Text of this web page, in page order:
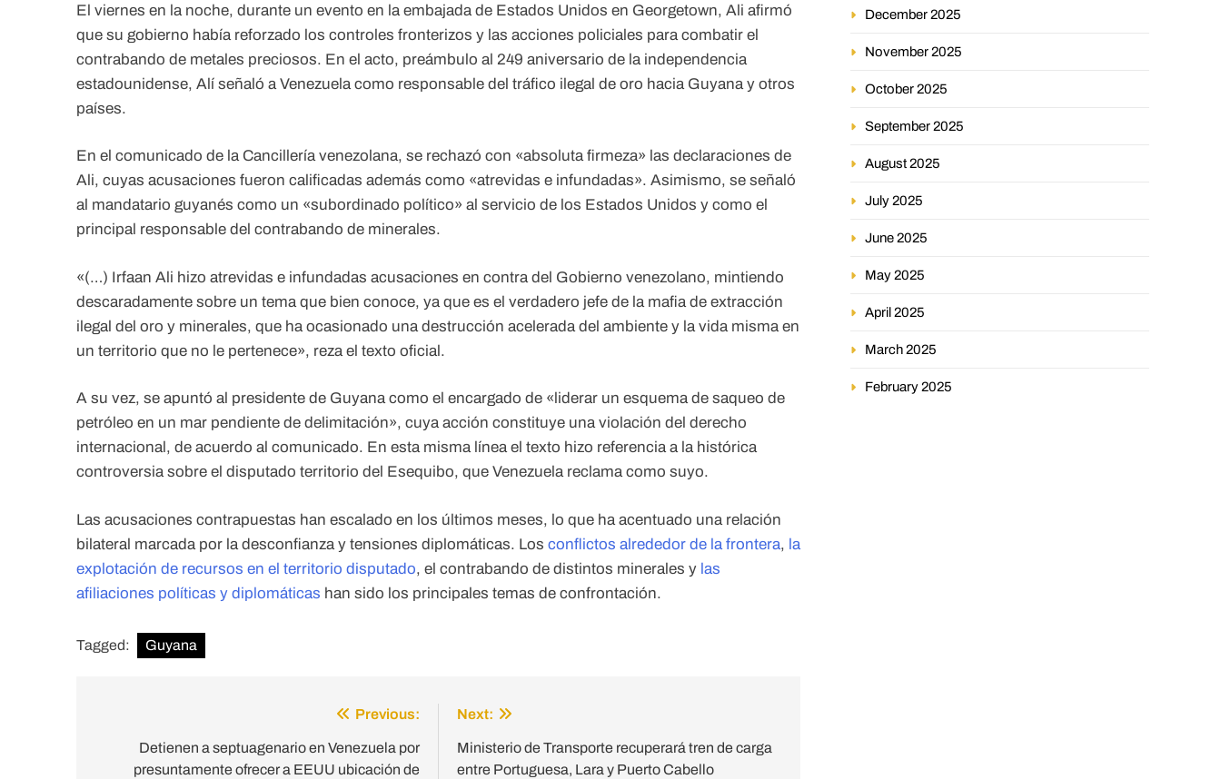
El viernes en la noche, durante un evento en la embajada de Estados Unidos en Georgetown, Ali afirmó
que su gobierno había reforzado los controles fronterizos y las acciones policiales para combatir el
contrabando de metales preciosos. En el acto, preámbulo al 249 aniversario de la independencia
estadounidense, Alí señaló a Venezuela como responsable del tráfico ilegal de oro hacia Guyana y otros
países.
En el comunicado de la Cancillería venezolana, se rechazó con «absoluta firmeza» las declaraciones de
Ali, cuyas acusaciones fueron calificadas además como «atrevidas e infundadas». Asimismo, se señaló
al mandatario guyanés como un «subordinado político» al servicio de los Estados Unidos y como el
principal responsable del contrabando de minerales.
«(…) Irfaan Ali hizo atrevidas e infundadas acusaciones en contra del Gobierno venezolano, mintiendo
descaradamente sobre un tema que bien conoce, ya que es el verdadero jefe de la mafia de extracción
ilegal del oro y minerales, que ha ocasionado una destrucción acelerada del ambiente y la vida misma en
un territorio que no le pertenece», reza el texto oficial.
A su vez, se apuntó al presidente de Guyana como el encargado de «liderar un esquema de saqueo de
petróleo en un mar pendiente de delimitación», cuya acción constituye una violación del derecho
internacional, de acuerdo al comunicado. En esta misma línea el texto hizo referencia a la histórica
controversia sobre el disputado territorio del Esequibo, que Venezuela reclama como suyo.
Las acusaciones contrapuestas han escalado en los últimos meses, lo que ha acentuado una relación
bilateral marcada por la desconfianza y tensiones diplomáticas. Los conflictos alrededor de la frontera, la
explotación de recursos en el territorio disputado, el contrabando de distintos minerales y las
afiliaciones políticas y diplomáticas han sido los principales temas de confrontación.
Tagged: Guyana
navigation
Previous:
Detienen a septuagenario en Venezuela por
presuntamente ofrecer a EEUU ubicación de
Next:
Ministerio de Transporte recuperará tren de carga
entre Portuguesa, Lara y Puerto Cabello
December 2025
November 2025
October 2025
September 2025
August 2025
July 2025
June 2025
May 2025
April 2025
March 2025
February 2025